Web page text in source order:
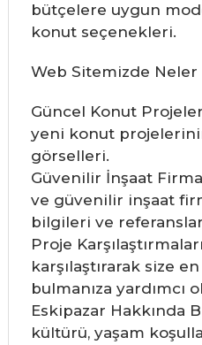
bütçelere uygun
konut seçenekleri.
Web Sitemizde
Güncel Konut
yeni konut
görselleri.
Güvenilir İnşaat
ve güvenilir inşaat
bilgileri ve
Proje
karşılaştırarak size
bulmanıza yardımcı
Eskipazar Hakkında
kültürü, yaşam